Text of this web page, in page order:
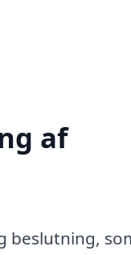
af
beslutning,